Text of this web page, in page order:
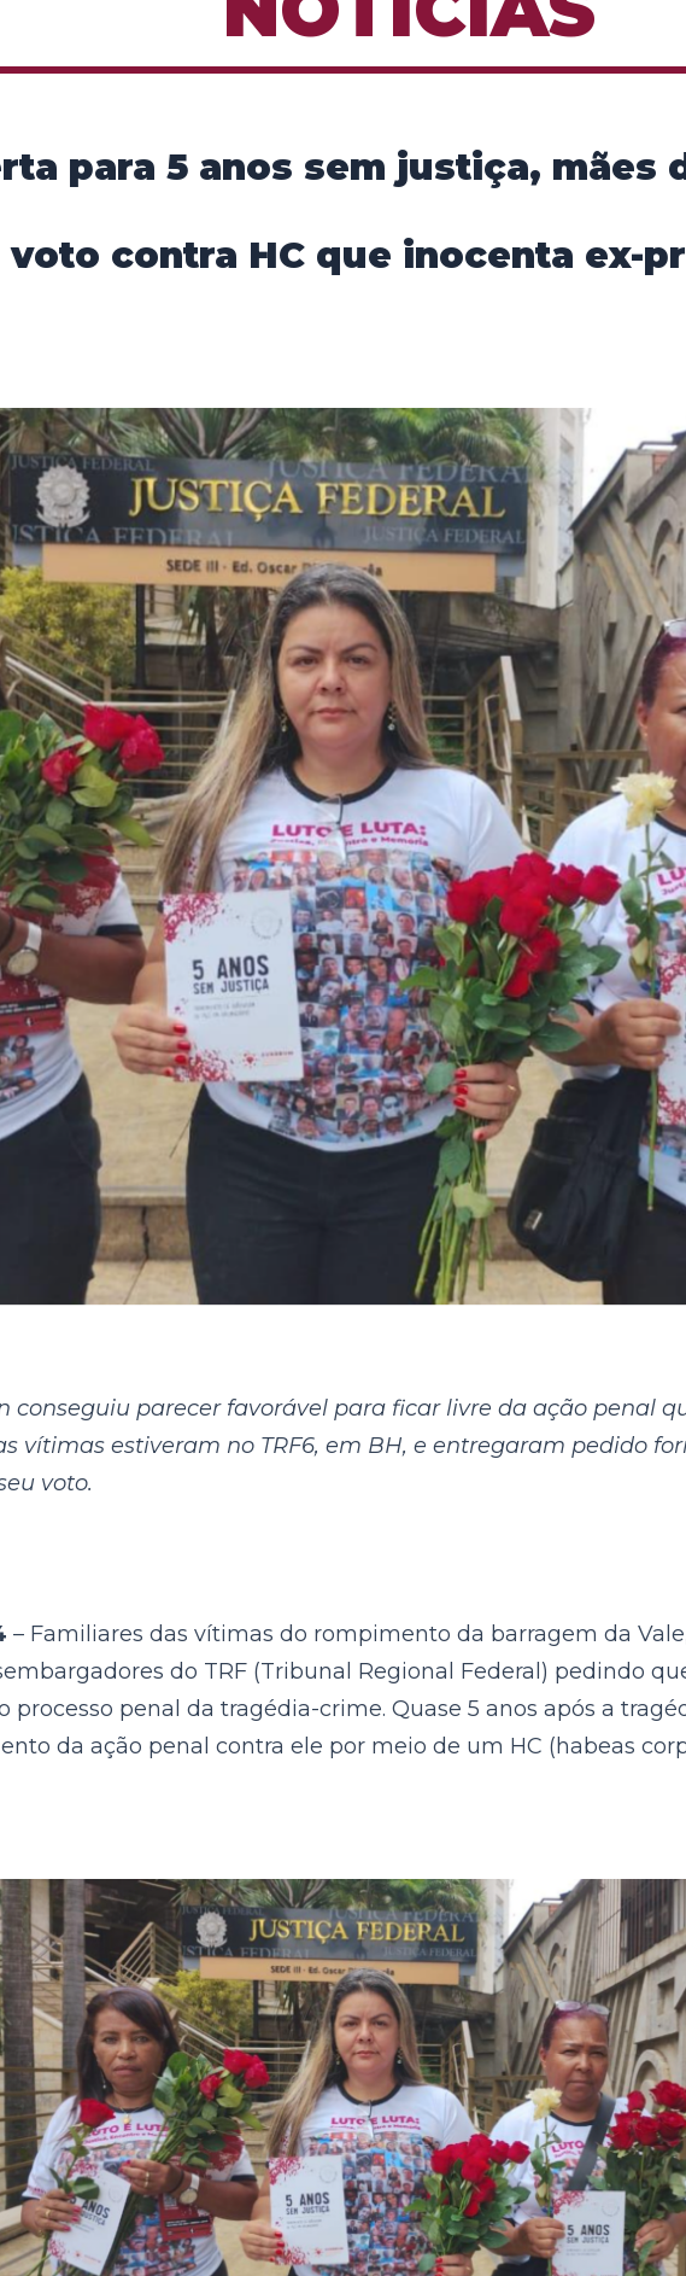
para 5 anos sem justiça,
contra HC que inocenta ex-
conseguiu parecer favorável para ficar livre da ação penal
vítimas estiveram no TRF6, em BH, e entregaram pedido
voto.
– Familiares das vítimas do rompimento da barragem da
do TRF (Tribunal Regional Federal) pedindo
processo penal da tragédia-crime. Quase 5 anos após a
da ação penal contra ele por meio de um HC (habeas